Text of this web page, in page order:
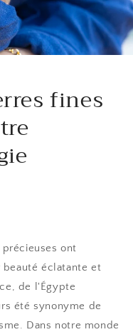
fines
ont
éclatante et
de l'Égypte
été synonyme de
Dans notre monde